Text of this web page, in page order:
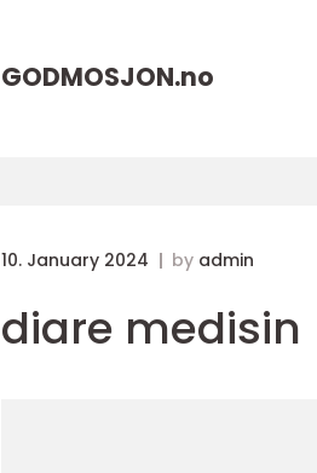
GODMOSJON.no
10. January 2024 by admin
diare medisin